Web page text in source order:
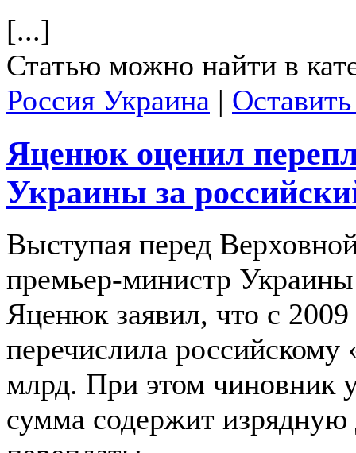
[...]
Статью можно найти в
Россия Украина |
Яценюк оценил
Украины за
Выступая перед
премьер-министр
Яценюк заявил, что с 2009
перечислила российскому
млрд. При этом чиновник
сумма содержит